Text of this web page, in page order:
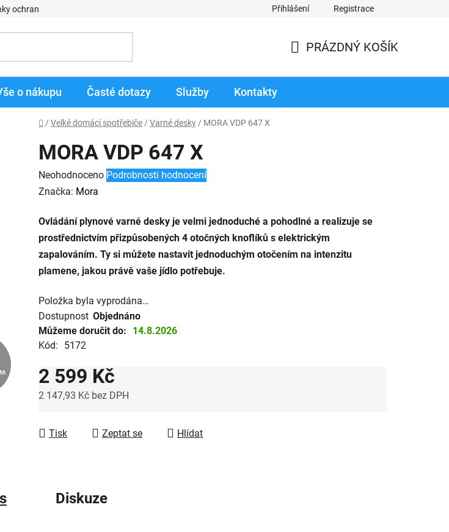
ochrany osobních údajů Obchodní podmínky prodloužené záruky Reklamace zboží v záruční době
Přihlášení Registrace
PRÁZDNÝ KOŠÍK
o nákupu Časté dotazy Služby Kontakty
Domů
/ Velké domácí spotřebiče / Varné desky / MORA VDP 647 X
MORA VDP 647 X
Průměrné
hodnocení
je
0,0
z
5
Neohodnoceno Podrobnosti hodnocení
Značka: Mora
Ovládání plynové varné desky je velmi jednoduché a pohodlné a realizuje se
prostřednictvím přizpůsobených 4 otočných knoflíků s elektrickým
zapalováním. Ty si můžete nastavit jednoduchým otočením na intenzitu
plamene, jakou právě vaše jídlo potřebuje.
Položka byla vyprodána…
Dostupnost Objednáno
Můžeme doručit do:
14.8.2026
Kód:
5172
2 599 Kč
2 147,93 Kč bez DPH
Tisk
Zeptat se Hlídat
Diskuze